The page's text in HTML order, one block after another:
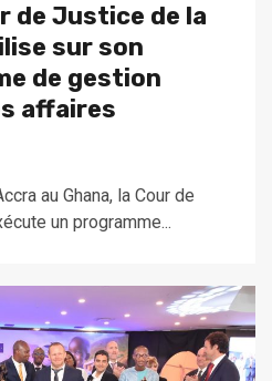
de Justice de la
sur son
de gestion
affaires
au Ghana, la Cour de
un programme...